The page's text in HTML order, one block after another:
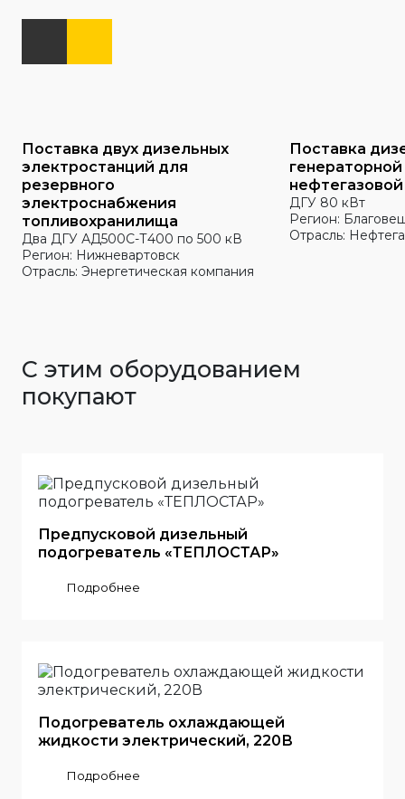
Поставка двух дизельных
электростанций для
резервного
электроснабжения
топливохранилища
Два ДГУ АД500С-Т400 по 500 кВ
Регион: Нижневартовск
Отрасль: Энергетическая компания
Поставка
ДГУ 80 кВт
Регион:
Отрасль:
С этим оборудованием
покупают
Предпусковой дизельный
подогреватель «ТЕПЛОСТАР»
Подробнее
Подогреватель охлаждающей
жидкости электрический, 220В
Подробнее